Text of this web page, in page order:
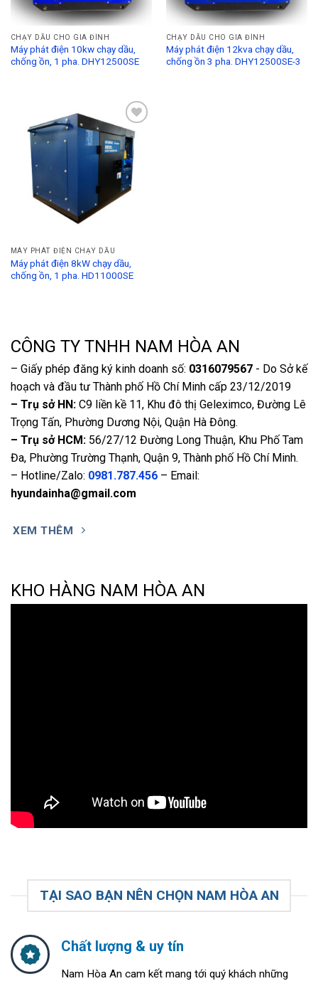
CHẠY DẦU CHO GIA ĐÌNH
Máy phát điện 10kw chạy dầu,
chống ồn, 1 pha. DHY12500SE
CHẠY DẦU CHO GIA ĐÌNH
Máy phát điện 12kva chạy dầu,
chống ồn 3 pha. DHY12500SE-3
Add to
Wishlist
MÁY PHÁT ĐIỆN CHẠY DẦU
Máy phát điện 8kW chạy dầu,
chống ồn, 1 pha. HD11000SE
CÔNG TY TNHH NAM HÒA AN
– Giấy phép đăng ký kinh doanh số: 0316079567 - Do Sở kế
hoạch và đầu tư Thành phố Hồ Chí Minh cấp 23/12/2019
– Trụ sở HN: C9 liền kề 11, Khu đô thị Geleximco, Đường Lê
Trọng Tấn, Phường Dương Nội, Quận Hà Đông.
– Trụ sở HCM: 56/27/12 Đường Long Thuận, Khu Phố Tam
Đa, Phường Trường Thạnh, Quận 9, Thành phố Hồ Chí Minh.
– Hotline/Zalo: 0981.787.456 – Email:
hyundainha@gmail.com
XEM THÊM
KHO HÀNG NAM HÒA AN
TẠI SAO BẠN NÊN CHỌN NAM HÒA AN
Chất lượng & uy tín
Nam Hòa An cam kết mang tới quý khách những